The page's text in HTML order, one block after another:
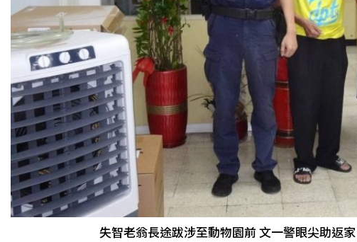
失智老翁長途跋涉至動物園前 文一警眼尖助返